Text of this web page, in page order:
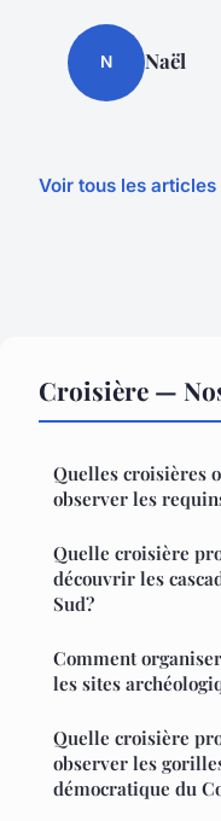
N Naël
Voir tous les
Croisière —
Quelles croisières
observer les
Quelle croisière
découvrir les
Sud?
Comment
les sites
Quelle croisière
observer les
démocratique du